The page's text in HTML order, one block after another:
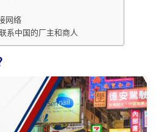
网络
系中国的厂主和商人